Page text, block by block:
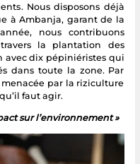
Nous disposons déjà
à Ambanja, garant de la
nous contribuons
la plantation des
avec dix pépiniéristes qui
dans toute la zone. Par
par la riziculture
faut agir.
sur l’environnement »